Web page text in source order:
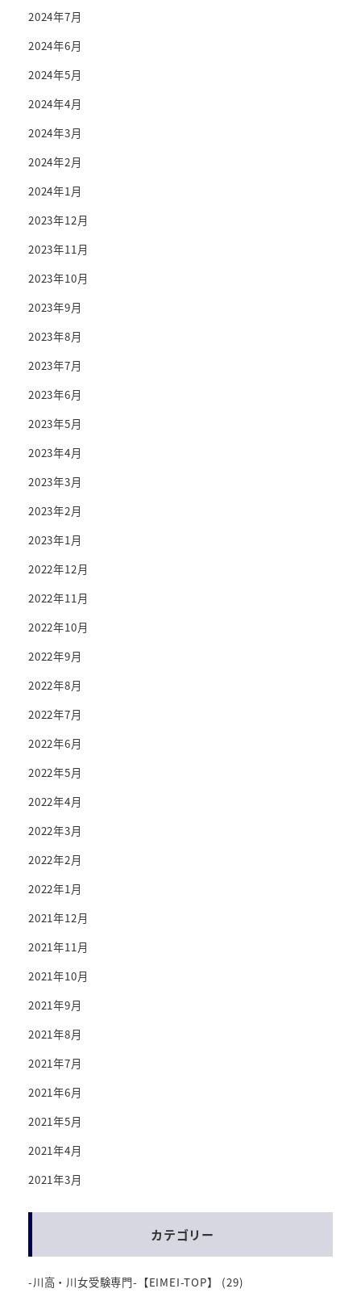
2024年7月
2024年6月
2024年5月
2024年4月
2024年3月
2024年2月
2024年1月
2023年12月
2023年11月
2023年10月
2023年9月
2023年8月
2023年7月
2023年6月
2023年5月
2023年4月
2023年3月
2023年2月
2023年1月
2022年12月
2022年11月
2022年10月
2022年9月
2022年8月
2022年7月
2022年6月
2022年5月
2022年4月
2022年3月
2022年2月
2022年1月
2021年12月
2021年11月
2021年10月
2021年9月
2021年8月
2021年7月
2021年6月
2021年5月
2021年4月
2021年3月
カテゴリー
-川高・川女受験専門-【EIMEI-TOP】 (29)